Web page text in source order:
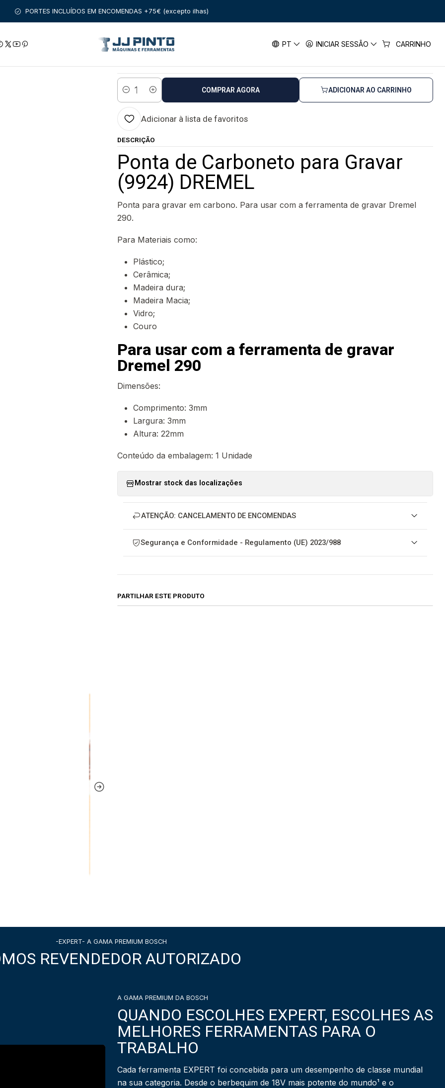
PT INICIAR SESSÃO CARRINHO
PORTES INCLUÍDOS EM ENCOMENDAS +75€ (excepto ilhas)
PRODUTOS DREMEL Ponta de Carboneto para Gravar (9924) DREMEL
Ponta de Carboneto para Gravar (9924) DREMEL
Estado: Envio em 48 a 96 horas úteis
Quantidade
ADICIONAR AO CARRINHO
COMPRAR AGORA
Adicionar à lista de favoritos
DESCRIÇÃO
Ponta de Carboneto para Gravar
(9924) DREMEL
Ponta para gravar em carbono. Para usar com a ferramenta de gravar Dremel
290.
Para Materiais como:
Plástico;
Cerâmica;
Madeira dura;
Madeira Macia;
Vidro;
Couro
Para usar com a ferramenta de gravar
Dremel 290
Dimensões:
Comprimento: 3mm
Largura: 3mm
Altura: 22mm
Conteúdo da embalagem: 1 Unidade
Mostrar stock das localizações
ATENÇÃO: CANCELAMENTO DE ENCOMENDAS
Segurança e Conformidade - Regulamento (UE) 2023/988
PARTILHAR ESTE PRODUTO
-EXPERT- A GAMA PREMIUM BOSCH
REVENDEDOR AUTORIZADO
A GAMA PREMIUM DA BOSCH
QUANDO ESCOLHES EXPERT, ESCOLHES AS
MELHORES FERRAMENTAS PARA O
TRABALHO
Cada ferramenta EXPERT foi concebida para um desempenho de classe mundial
na sua categoria. Desde o berbequim de 18V mais potente do mundo¹ e o